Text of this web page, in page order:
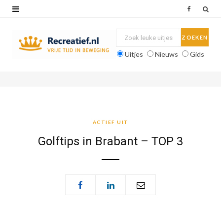
Uitjes Nieuws Gids
ACTIEF UIT
Golftips in Brabant – TOP 3